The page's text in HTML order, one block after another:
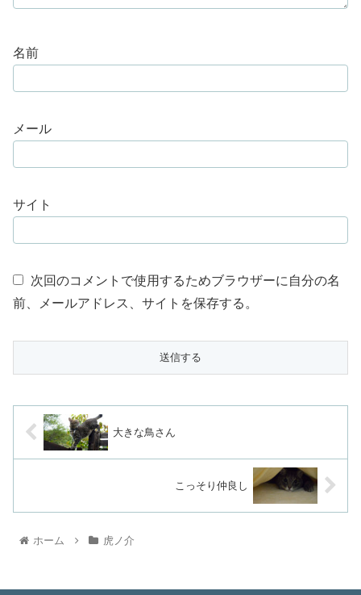
名前
メール
サイト
次回のコメントで使用するためブラウザーに自分の名
前、メールアドレス、サイトを保存する。
大きな鳥さん
こっそり仲良し
ホーム 虎ノ介